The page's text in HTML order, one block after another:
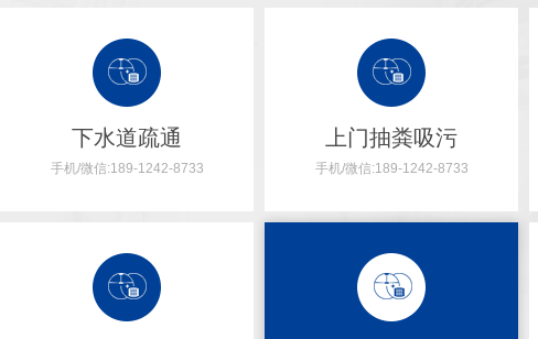
下水道疏通
手机/微信:189-1242-8733
上门抽粪吸污
手机/微信:189-1242-8733